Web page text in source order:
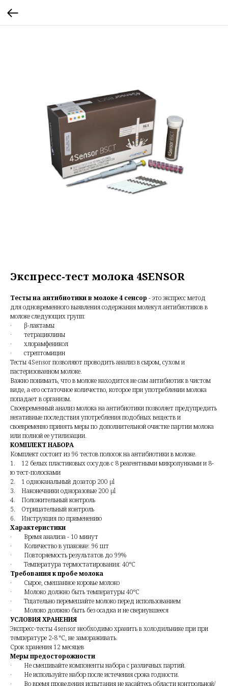
Экспресс-тест молока 4SENSOR
Тесты на антибиотики в молоке 4 сенсор - это экспресс метод
для одновременного выявления содержания молекул антибиотиков в
молоке следующих групп:
· β-лактамы
· тетрациклины
· хлорамфеникол
· стрептомицин
Тесты 4Sensor позволяют проводить анализ в сыром, сухом и
пастеризованном молоке.
Важно понимать, что в молоке находится не сам антибиотик в чистом
виде, а его остаточное количество, которое при употреблении молока
попадает в организм.
Своевременный анализ молока на антибиотики позволяет предупредить
негативные последствия употребления подобных веществ и
своевременно принять меры по дополнительной очистке партии молока
или полной ее утилизации.
КОМПЛЕКТ НАБОРА
Комплект состоит из 96 тестов полосок на антибиотики в молоке.
1. 12 белых пластиковых сосудов с 8 реагентными микролунками и 8-
ю тест-полосками
2. 1 одноканальный дозатор 200 µl
3. Наконечники одноразовые 200 µl
4. Положительный контроль
5. Отрицательный контроль
6. Инструкция по применению
Характеристики
· Время анализа - 10 минут
· Количество в упаковке: 96 шт
· Повторяемость результатов до 99%
· Температура термостатирования: 40°С
Требования к пробе молока
· Сырое, смешанное коровье молоко
· Молоко должно быть температуры 40°С
· Тщательно перемешайте молоко перед использованием
· Молоко должно быть без осадка и не свернувшееся
УСЛОВИЯ ХРАНЕНИЯ
Экспресс-тесты 4sensor необходимо хранить в холодильнике при при
температуре 2-8 °С, не замораживать.
Срок хранения 12 месяцев
Меры предосторожности
· Не смешивайте компоненты набора с различных партий.
· Не используйте набор после истечения срока годности.
· Во время проведения испытания не касайтесь области контрольной/